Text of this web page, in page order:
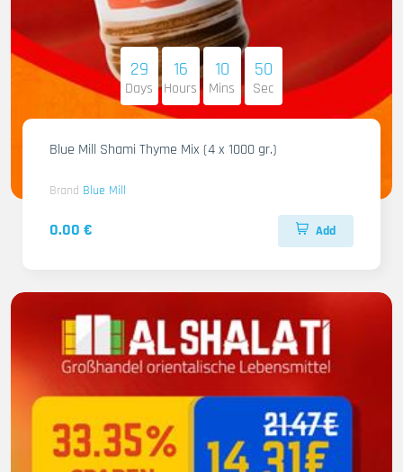
29
Days
16
Hours
10
Mins
48
Sec
Blue Mill Shami Thyme Mix (4 x 1000 gr.)
Brand Blue Mill
0.00 € Add